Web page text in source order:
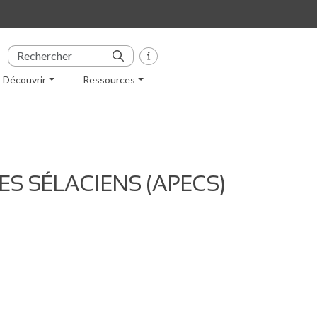
Découvrir Ressources
SÉLACIENS (APECS)